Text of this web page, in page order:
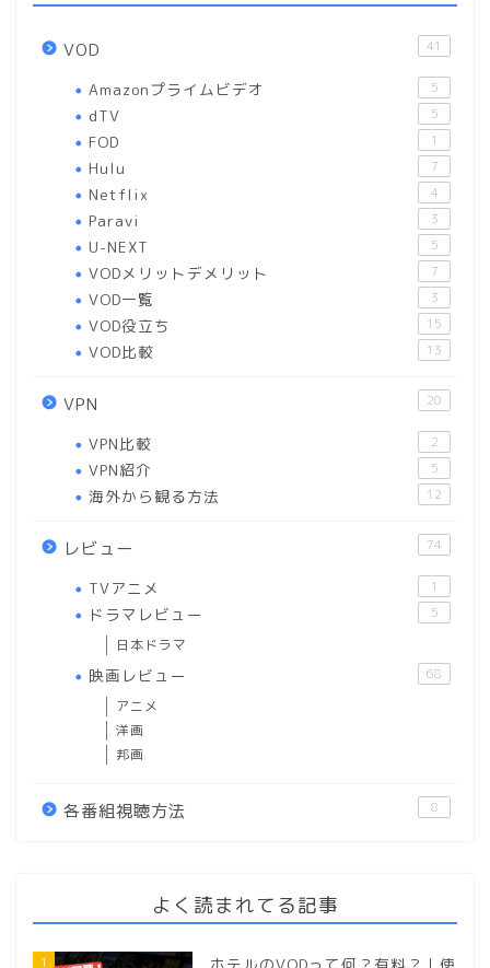
VOD 41
Amazonプライムビデオ 5
dTV 5
FOD 1
Hulu 7
Netflix 4
Paravi 3
U-NEXT 5
VODメリットデメリット 7
VOD一覧 3
VOD役立ち 15
VOD比較 13
VPN 20
VPN比較 2
VPN紹介 5
海外から観る方法 12
レビュー 74
TVアニメ 1
ドラマレビュー 5
日本ドラマ
映画レビュー 68
アニメ
洋画
邦画
各番組視聴方法 8
よく読まれてる記事
1
ホテルのVODって何？有料？｜使